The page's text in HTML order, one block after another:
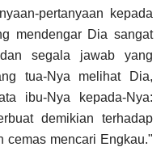
pertanyaan kepada
mendengar Dia sangat
segala jawab yang
tua-Nya melihat Dia,
ibu-Nya kepada-Nya:
demikian terhadap
cemas mencari Engkau."